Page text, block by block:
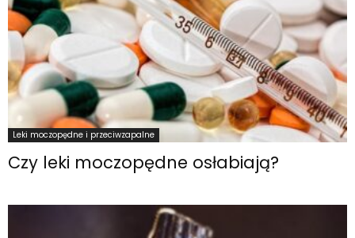
Leki moczopędne i przeciwzapalne
Czy leki moczopędne osłabiają?